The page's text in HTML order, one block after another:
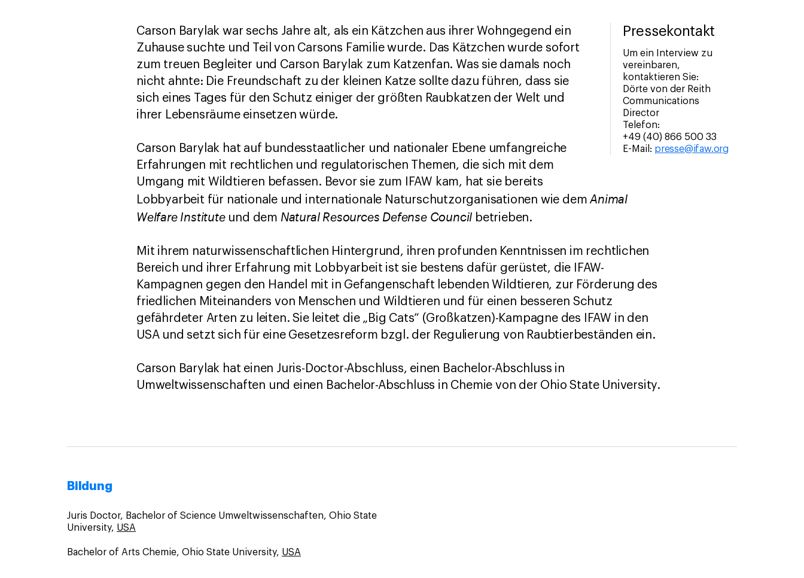
Pressekontakt
Um ein Interview zu
vereinbaren,
kontaktieren Sie:
Dörte von der Reith
Communications
Director
Telefon:
+49 (40) 866 500 33
E-Mail: presse@ifaw.org
Carson Barylak war sechs Jahre alt, als ein Kätzchen aus ihrer Wohngegend ein
Zuhause suchte und Teil von Carsons Familie wurde. Das Kätzchen wurde sofort
zum treuen Begleiter und Carson Barylak zum Katzenfan. Was sie damals noch
nicht ahnte: Die Freundschaft zu der kleinen Katze sollte dazu führen, dass sie
sich eines Tages für den Schutz einiger der größten Raubkatzen der Welt und
ihrer Lebensräume einsetzen würde.
Carson Barylak hat auf bundesstaatlicher und nationaler Ebene umfangreiche
Erfahrungen mit rechtlichen und regulatorischen Themen, die sich mit dem
Umgang mit Wildtieren befassen. Bevor sie zum IFAW kam, hat sie bereits
Lobbyarbeit für nationale und internationale Naturschutzorganisationen wie demAnimal
Welfare Instituteund dem Natural Resources Defense Council betrieben.
Mit ihrem naturwissenschaftlichen Hintergrund, ihren profunden Kenntnissen im rechtlichen
Bereich und ihrer Erfahrung mit Lobbyarbeit ist sie bestens dafür gerüstet, die IFAW-
Kampagnen gegen den Handel mit in Gefangenschaft lebenden Wildtieren, zur Förderung des
friedlichen Miteinanders von Menschen und Wildtieren und für einen besseren Schutz
gefährdeter Arten zu leiten. Sie leitet die „Big Cats“ (Großkatzen)-Kampagne des IFAW in den
USA und setzt sich für eine Gesetzesreform bzgl. der Regulierung von Raubtierbeständen ein.
Carson Barylak hat einen Juris-Doctor-Abschluss, einen Bachelor-Abschluss in
Umweltwissenschaften und einen Bachelor-Abschluss in Chemie von der Ohio State University.
Bildung
Juris Doctor, Bachelor of Science Umweltwissenschaften, Ohio State
University, USA
Bachelor of Arts Chemie, Ohio State University, USA